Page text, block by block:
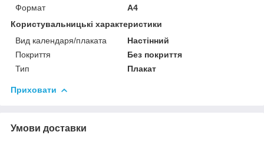
Формат
A4
Користувальницькі характеристики
Вид календаря/плаката
Настінний
Покриття
Без покриття
Тип
Плакат
Приховати
Умови доставки